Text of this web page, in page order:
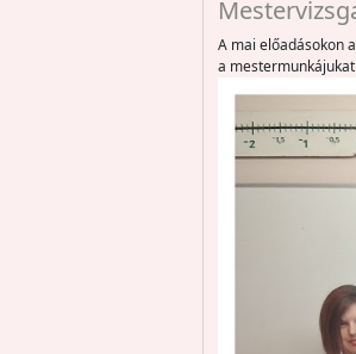
A mai előadásokon
a